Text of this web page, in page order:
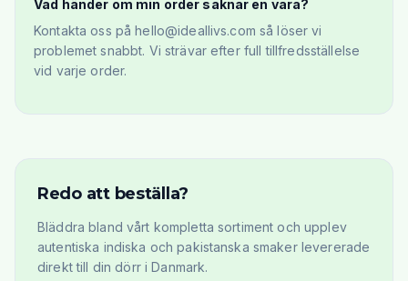
Vad händer om min order saknar en vara?
Kontakta oss på hello@ideallivs.com så löser vi
problemet snabbt. Vi strävar efter full tillfredsställelse
vid varje order.
Redo att beställa?
Bläddra bland vårt kompletta sortiment och upplev
autentiska indiska och pakistanska smaker levererade
direkt till din dörr i Danmark.